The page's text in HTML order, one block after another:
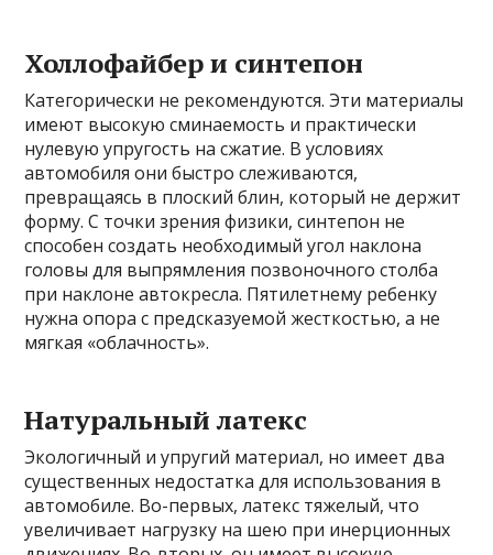
Холлофайбер и синтепон
Категорически не рекомендуются. Эти материалы
имеют высокую сминаемость и практически
нулевую упругость на сжатие. В условиях
автомобиля они быстро слеживаются,
превращаясь в плоский блин, который не держит
форму. С точки зрения физики, синтепон не
способен создать необходимый угол наклона
головы для выпрямления позвоночного столба
при наклоне автокресла. Пятилетнему ребенку
нужна опора с предсказуемой жесткостью, а не
мягкая «облачность».
Натуральный латекс
Экологичный и упругий материал, но имеет два
существенных недостатка для использования в
автомобиле. Во-первых, латекс тяжелый, что
увеличивает нагрузку на шею при инерционных